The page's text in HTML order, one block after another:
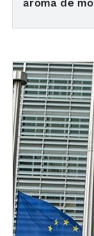
aroma de